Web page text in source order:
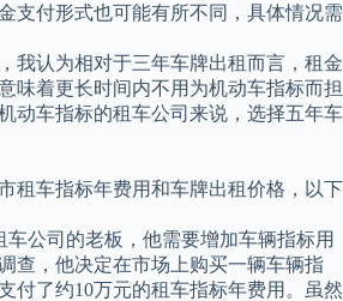
支付形式也可能有所不同，具体情况需
我认为相对于三年车牌出租而言，租金
味着更长时间内不用为机动车指标而担
动车指标的租车公司来说，选择五年车
租车指标年费用和车牌出租价格，以下
公司的老板，他需要增加车辆指标用
查，他决定在市场上购买一辆车辆指
付了约10万元的租车指标年费用。虽然